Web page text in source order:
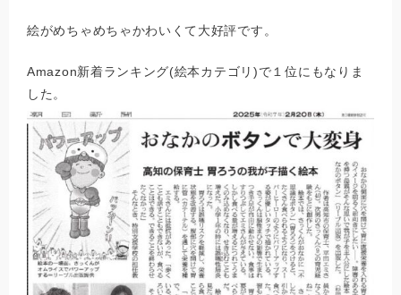
絵がめちゃめちゃかわいくて大好評です。
Amazon新着ランキング(絵本カテゴリ)で１位にもなりま
した。